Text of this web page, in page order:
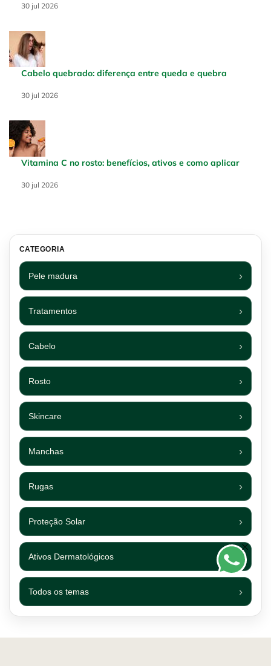
Creation Date:
30 jul 2026
Update Date:
Cabelo quebrado: diferença entre queda e quebra
Creation Date:
30 jul 2026
Update Date:
Vitamina C no rosto: benefícios, ativos e como aplicar
Creation Date:
30 jul 2026
Update Date:
CATEGORIA
Pele madura
Tratamentos
Cabelo
Rosto
Skincare
Manchas
Rugas
Proteção Solar
Ativos Dermatológicos
Todos os temas